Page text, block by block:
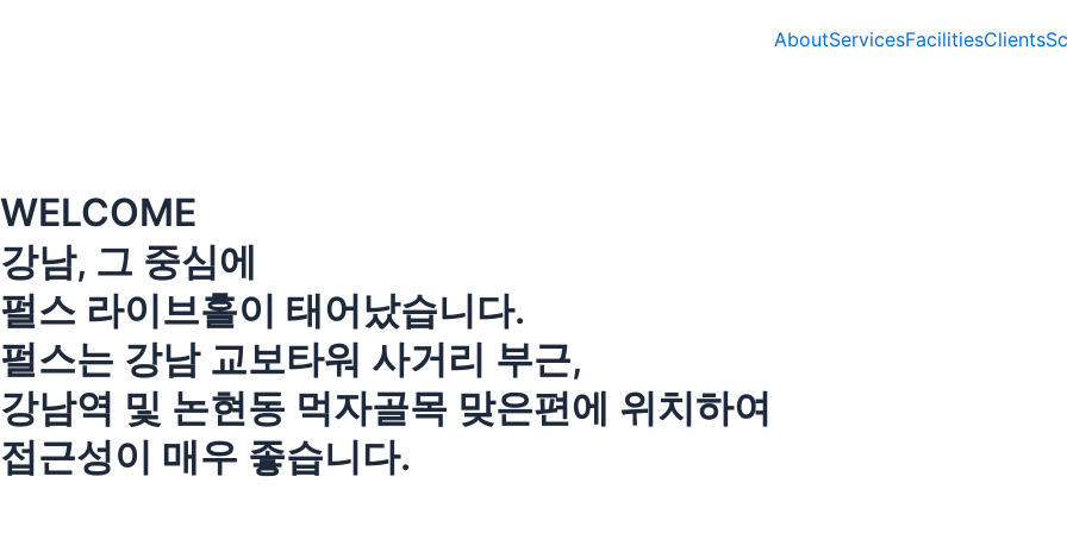
뛰
기
AboutServicesFacilitiesClients
WELCOME
강남, 그 중심에
펄스 라이브홀이 태어났습니다.
펄스는 강남 교보타워 사거리 부근,
강남역 및 논현동 먹자골목 맞은편에 위치하여
접근성이 매우 좋습니다.